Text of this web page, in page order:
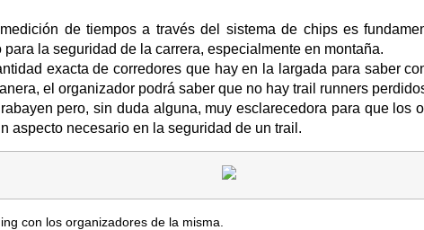
de tiempos a través del sistema de chips es
la seguridad de la carrera, especialmente en montaña.
exacta de corredores que hay en la largada para saber
el organizador podrá saber que no hay trail runners
pero, sin duda alguna, muy esclarecedora para que los
aspecto necesario en la seguridad de un trail.
con los organizadores de la misma.